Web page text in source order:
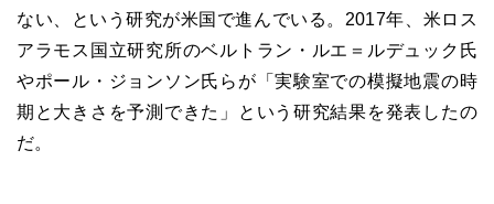
ない、という研究が米国で進んでいる。2017年、米ロス
アラモス国立研究所のベルトラン・ルエ＝ルデュック氏
やポール・ジョンソン氏らが「実験室での模擬地震の時
期と大きさを予測できた」という研究結果を発表したの
だ。